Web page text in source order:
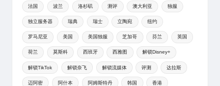
法国 波兰 洛杉矶 测评 澳大利亚 独服
独立服务器 瑞典 瑞士 立陶宛 纽约
罗马尼亚 美国 美国独服 芝加哥 芬兰 英国
荷兰 莫斯科 西班牙 西雅图 解锁Disney+
解锁TikTok 解锁奈飞 解锁流媒体 评测 达拉斯
迈阿密 阿什本 阿姆斯特丹 韩国 香港